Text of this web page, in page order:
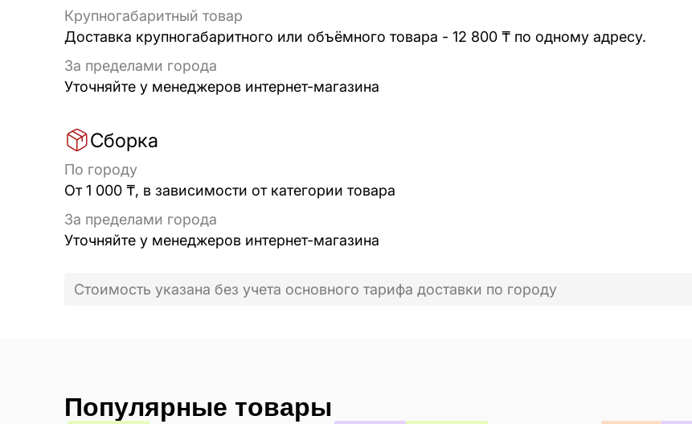
Крупногабаритный товар
Доставка крупногабаритного или объёмного товара - 12 800 ₸ по одному адресу.
За пределами города
Уточняйте у менеджеров интернет-магазина
Сборка
По городу
От 1 000 ₸, в зависимости от категории товара
За пределами города
Уточняйте у менеджеров интернет-магазина
Стоимость указана без учета основного тарифа доставки по городу
Популярные товары